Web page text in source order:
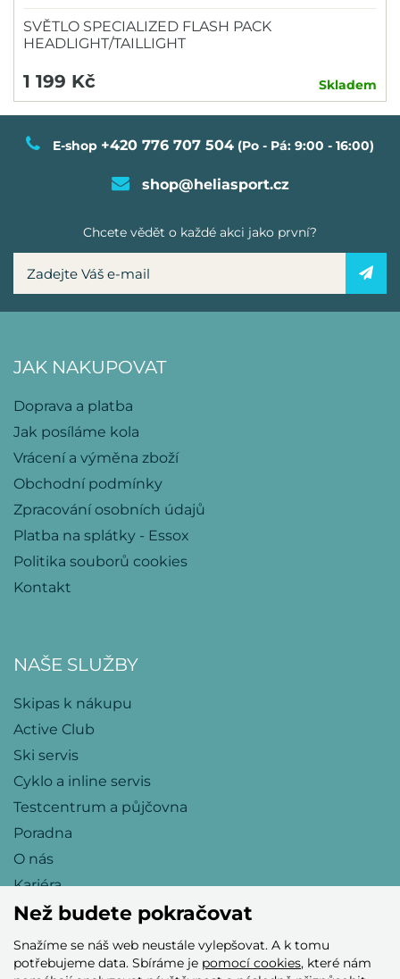
SVĚTLO SPECIALIZED FLASH PACK
HEADLIGHT/TAILLIGHT
1 199 Kč Skladem
E-shop +420 776 707 504 (Po - Pá: 9:00 - 16:00)
shop@heliasport.cz
Chcete vědět o každé akci jako první?
JAK NAKUPOVAT
Doprava a platba
Jak posíláme kola
Vrácení a výměna zboží
Obchodní podmínky
Zpracování osobních údajů
Platba na splátky - Essox
Politika souborů cookies
Kontakt
NAŠE SLUŽBY
Skipas k nákupu
Active Club
Ski servis
Cyklo a inline servis
Testcentrum a půjčovna
Poradna
O nás
Kariéra
Přijímáme tyto platební karty
Než budete pokračovat
Snažíme se náš web neustále vylepšovat. A k tomu
potřebujeme data. Sbíráme je pomocí cookies, které nám